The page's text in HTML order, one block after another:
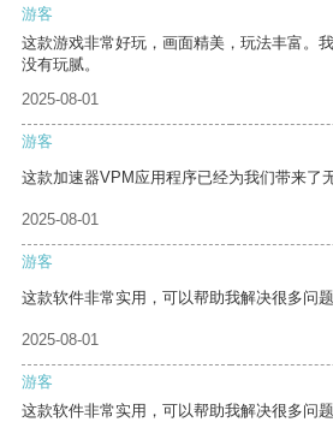
游客
这款游戏非常好玩，画面精美，玩法丰富。
没有玩腻。
2025-08-01
游客
这款加速器VPM应用程序已经为我们带来了
2025-08-01
游客
这款软件非常实用，可以帮助我解决很多问题
2025-08-01
游客
这款软件非常实用，可以帮助我解决很多问